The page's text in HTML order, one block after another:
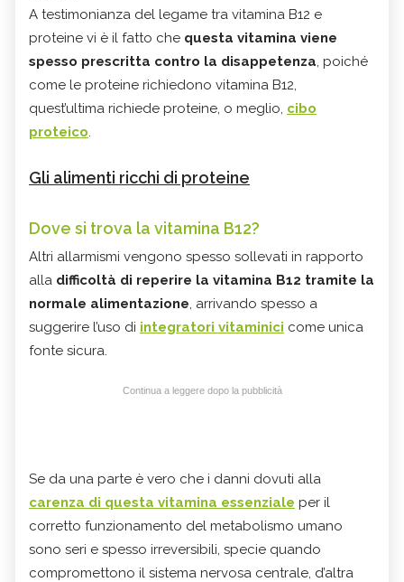
A testimonianza del legame tra vitamina B12 e
proteine vi è il fatto che questa vitamina viene
spesso prescritta contro la disappetenza, poiché
come le proteine richiedono vitamina B12,
quest’ultima richiede proteine, o meglio, cibo
proteico.
Gli alimenti ricchi di proteine
Dove si trova la vitamina B12?
Altri allarmismi vengono spesso sollevati in rapporto
alla difficoltà di reperire la vitamina B12 tramite la
normale alimentazione, arrivando spesso a
suggerire l’uso di integratori vitaminici come unica
fonte sicura.
Continua a leggere dopo la pubblicità
Se da una parte è vero che i danni dovuti alla
carenza di questa vitamina essenziale per il
corretto funzionamento del metabolismo umano
sono seri e spesso irreversibili, specie quando
compromettono il sistema nervosa centrale, d’altra